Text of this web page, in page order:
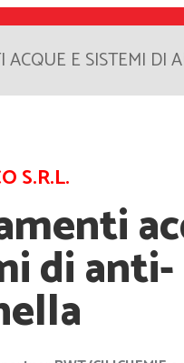
ACQUE E SISTEMI DI
S.R.L.
di anti-